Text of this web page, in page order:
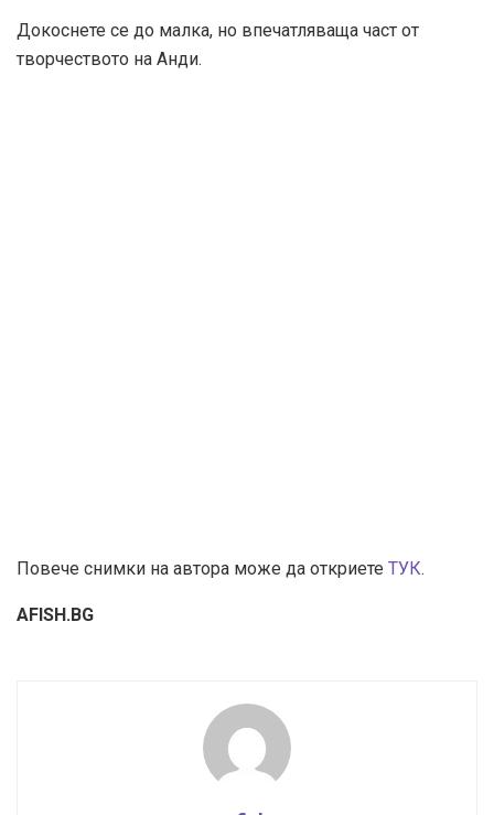
Докоснете се до малка, но впечатляваща част от
творчеството на Анди.
Повече снимки на автора може да откриете ТУК.
AFISH.BG